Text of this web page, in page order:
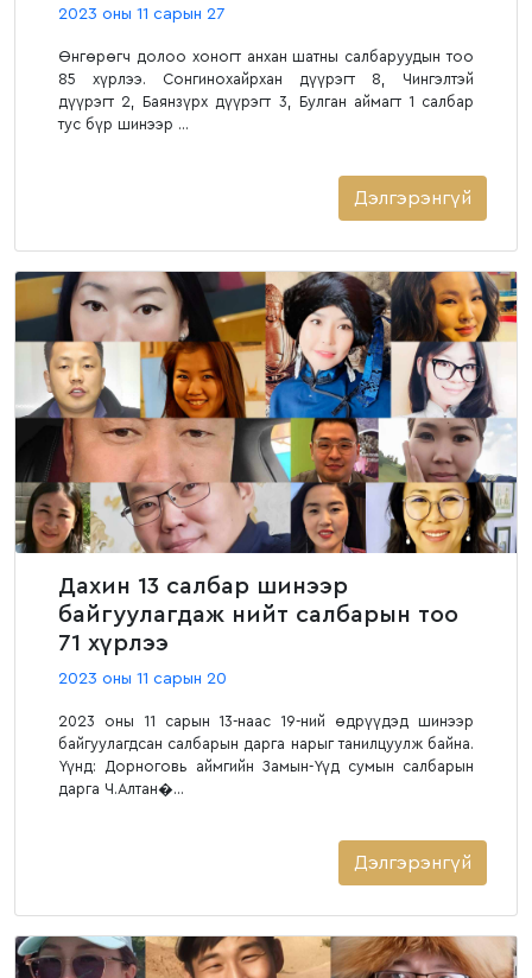
2023 оны 11 сарын 27
Өнгөрөгч долоо хоногт анхан шатны салбаруудын тоо
85 хүрлээ. Сонгинохайрхан дүүрэгт 8, Чингэлтэй
дүүрэгт 2, Баянзүрх дүүрэгт 3, Булган аймагт 1 салбар
тус бүр шинээр ...
Дэлгэрэнгүй
Дахин 13 салбар шинээр
байгуулагдаж нийт салбарын тоо
71 хүрлээ
2023 оны 11 сарын 20
2023 оны 11 сарын 13-наас 19-ний өдрүүдэд шинээр
байгуулагдсан салбарын дарга нарыг танилцуулж байна.
Үүнд: Дорноговь аймгийн Замын-Үүд сумын салбарын
дарга Ч.Алтан�...
Дэлгэрэнгүй